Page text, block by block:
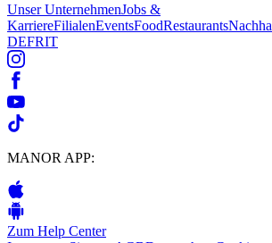
Unser UnternehmenJobs &
KarriereFilialenEventsFoodRestaurants
DEFRIT
MANOR APP:
Zum Help Center